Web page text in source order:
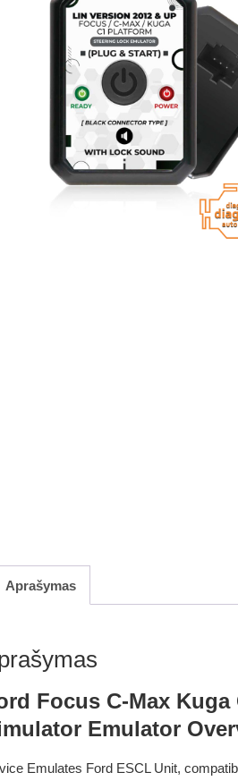
Aprašymas
Focus C-Max
Emulator
Emulates Ford ESCL Unit,